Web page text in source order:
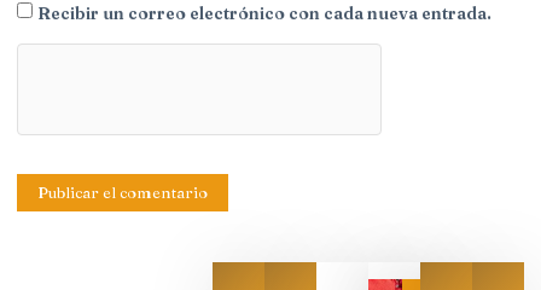
Recibir un correo electrónico con cada nueva entrada.